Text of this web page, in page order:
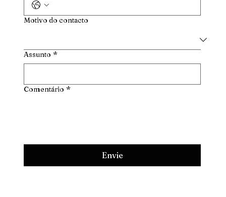
Motivo do contacto
Assunto *
Comentário *
Envie